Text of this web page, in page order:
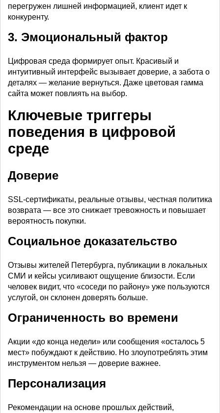
перегружен лишней информацией, клиент идет к
конкуренту.
3. Эмоциональный фактор
Цифровая среда формирует опыт. Красивый и
интуитивный интерфейс вызывает доверие, а забота о
деталях — желание вернуться. Даже цветовая гамма
сайта может повлиять на выбор.
Ключевые триггеры
поведения в цифровой
среде
Доверие
SSL-сертификаты, реальные отзывы, честная политика
возврата — все это снижает тревожность и повышает
вероятность покупки.
Социальное доказательство
Отзывы жителей Петербурга, публикации в локальных
СМИ и кейсы усиливают ощущение близости. Если
человек видит, что «соседи по району» уже пользуются
услугой, он склонен доверять больше.
Ограниченность во времени
Акции «до конца недели» или сообщения «осталось 5
мест» побуждают к действию. Но злоупотреблять этим
инструментом нельзя — доверие важнее.
Персонализация
Рекомендации на основе прошлых действий,